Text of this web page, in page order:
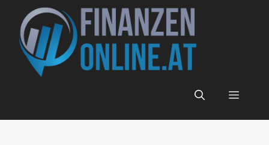
Inhalt
springen
Menü